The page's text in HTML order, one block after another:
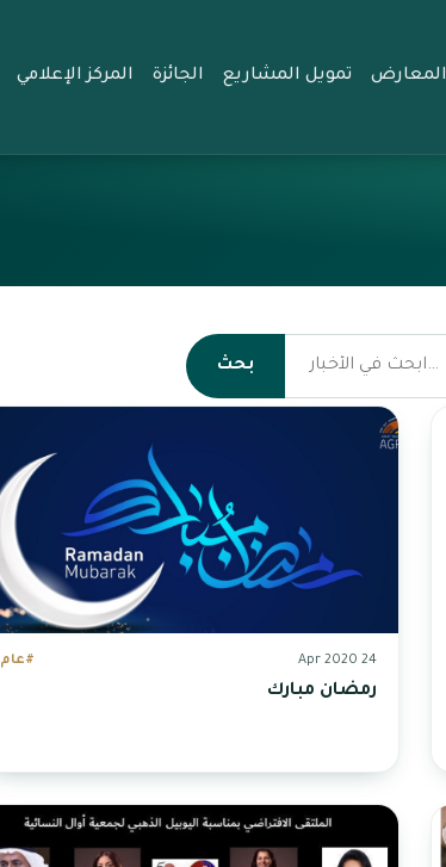
المعارض تمويل المشاريع الجائزة المركز الإعلامي
بحث
24 Apr 2020 #عام
رمضان مبارك